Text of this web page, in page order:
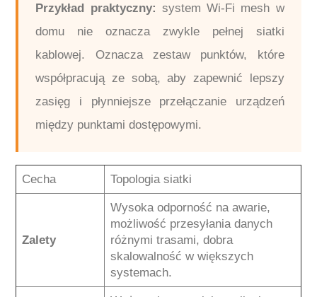
Przykład praktyczny: system Wi-Fi mesh w
domu nie oznacza zwykle pełnej siatki
kablowej. Oznacza zestaw punktów, które
współpracują ze sobą, aby zapewnić lepszy
zasięg i płynniejsze przełączanie urządzeń
między punktami dostępowymi.
Cecha Topologia siatki
Zalety
Wysoka odporność na awarie,
możliwość przesyłania danych
różnymi trasami, dobra
skalowalność w większych
systemach.